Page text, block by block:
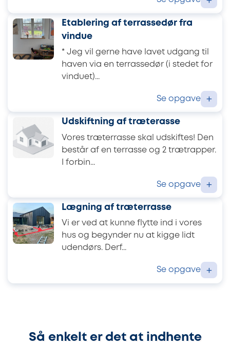
Etablering af terrassedør fra
vindue
* Jeg vil gerne have lavet udgang til
haven via en terrassedør (i stedet for
vinduet)...
Se opgave +
Udskiftning af træterasse
Vores træterrasse skal udskiftes! Den
består af en terrasse og 2 trætrapper.
I forbin...
Se opgave +
Lægning af træterrasse
Vi er ved at kunne flytte ind i vores
hus og begynder nu at kigge lidt
udendørs. Derf...
Se opgave +
Så enkelt er det at indhente